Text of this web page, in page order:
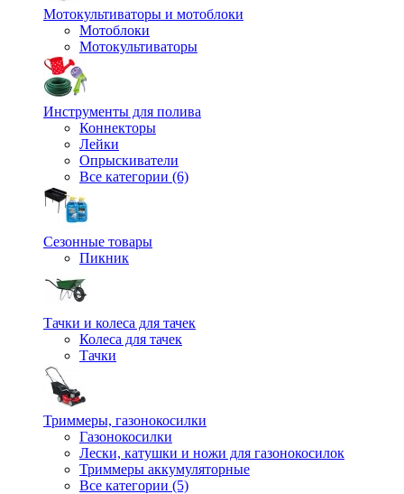
Мотокультиваторы и мотоблоки
Мотоблоки
Мотокультиваторы
Инструменты для полива
Коннекторы
Лейки
Опрыскиватели
Все категории (6)
Сезонные товары
Пикник
Тачки и колеса для тачек
Колеса для тачек
Тачки
Триммеры, газонокосилки
Газонокосилки
Лески, катушки и ножи для газонокосилок
Триммеры аккумуляторные
Все категории (5)